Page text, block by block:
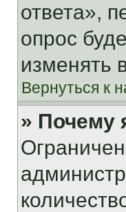
ответа»,
опрос
изменять
Вернуться к
» Почему